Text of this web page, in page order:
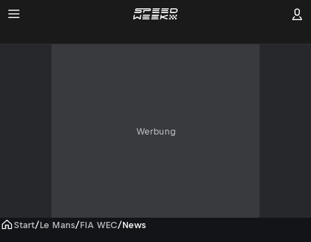
Werbung
Start/Le Mans/FIA WEC/News